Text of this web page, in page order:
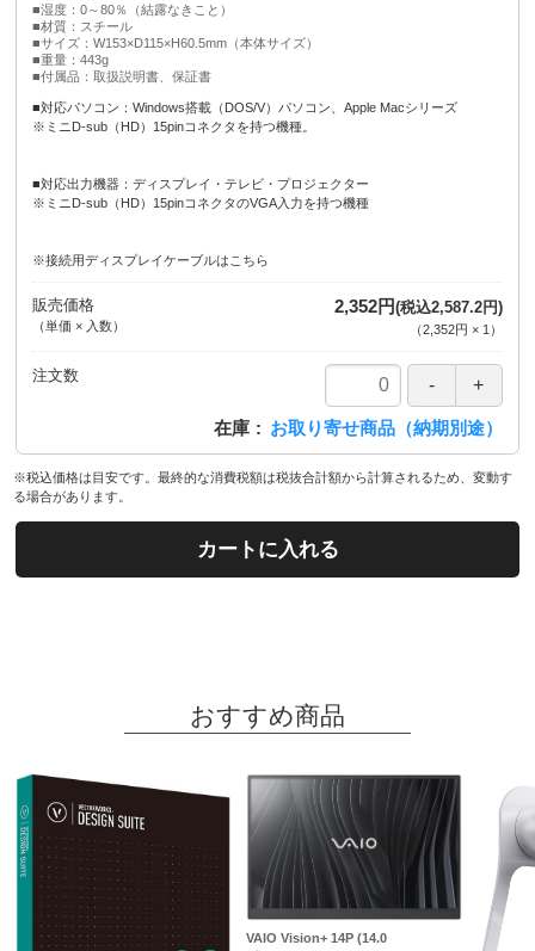
■湿度：0～80％（結露なきこと）
■材質：スチール
■サイズ：W153×D115×H60.5mm（本体サイズ）
■重量：443g
■付属品：取扱説明書、保証書
■対応パソコン：Windows搭載（DOS/V）パソコン、Apple Macシリーズ
※ミニD-sub（HD）15pinコネクタを持つ機種。
■対応出力機器：ディスプレイ・テレビ・プロジェクター
※ミニD-sub（HD）15pinコネクタのVGA入力を持つ機種
※接続用ディスプレイケーブルはこちら
販売価格
（単価 × 入数）
2,352円(税込2,587.2円)
（2,352円 × 1 ）
注文数
在庫 お取り寄せ商品（納期別途）
※税込価格は目安です。最終的な消費税額は税抜合計額から計算されるため、変動す
る場合があります。
カートに入れる
おすすめ商品
VAIO Vision+ 14P (14.0